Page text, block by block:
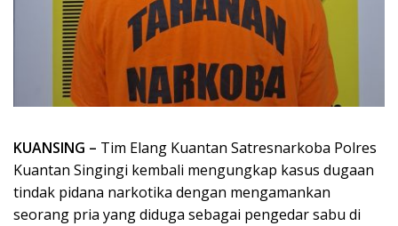
KUANSING – Tim Elang Kuantan Satresnarkoba Polres
Kuantan Singingi kembali mengungkap kasus dugaan
tindak pidana narkotika dengan mengamankan
seorang pria yang diduga sebagai pengedar sabu di